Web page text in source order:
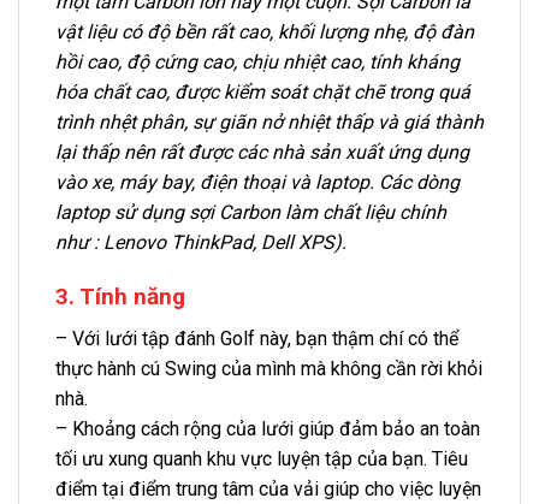
vật liệu có độ bền rất cao, khối lượng nhẹ, độ đàn
hồi cao, độ cứng cao, chịu nhiệt cao, tính kháng
hóa chất cao, được kiểm soát chặt chẽ trong quá
trình nhệt phân, sự giãn nở nhiệt thấp và giá thành
lại thấp nên rất được các nhà sản xuất ứng dụng
vào xe, máy bay, điện thoại và laptop. Các dòng
laptop sử dụng sợi Carbon làm chất liệu chính
như : Lenovo ThinkPad, Dell XPS).
3. Tính năng
– Với lưới tập đánh Golf này, bạn thậm chí có thể
thực hành cú Swing của mình mà không cần rời khỏi
nhà.
– Khoảng cách rộng của lưới giúp đảm bảo an toàn
tối ưu xung quanh khu vực luyện tập của bạn. Tiêu
điểm tại điểm trung tâm của vải giúp cho việc luyện